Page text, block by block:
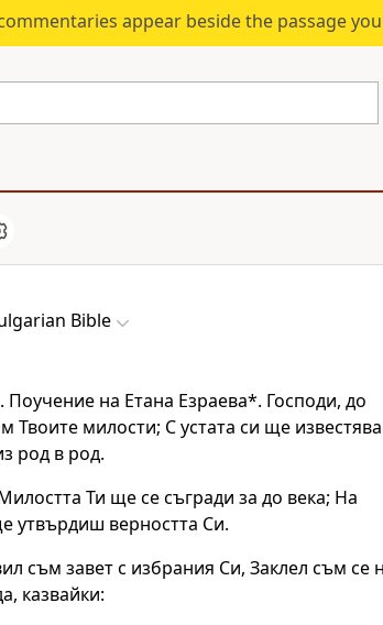
appear beside the passage
Bible
Поучение на Етана Езраева*. Господи, до
Твоите милости; С устата си ще
род в род.
Ти ще се съгради за до века; На
утвърдиш верността Си.
съм завет с избрания Си, Заклел съм се
казвайки: